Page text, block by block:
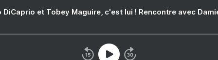
DiCaprio et Tobey Maguire, c'est lui ! Rencontre avec